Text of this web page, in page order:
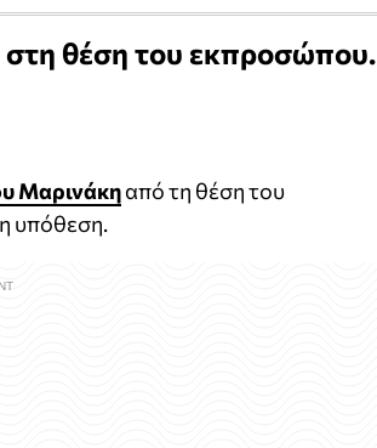
στη θέση του εκπροσώπου.
Μαρινάκηαπό τη θέση του
υπόθεση.